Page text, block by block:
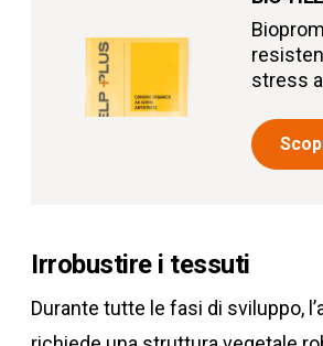
stress
Irrobustire i tessuti
Durante tutte le fasi di sviluppo,